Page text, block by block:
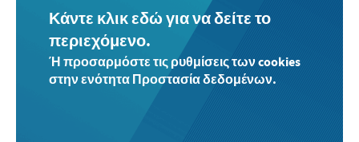
Κάντε κλικ εδώ για να δείτε το
περιεχόμενο.
Ή προσαρμόστε τις ρυθμίσεις των cookies
στην ενότητα Προστασία δεδομένων.